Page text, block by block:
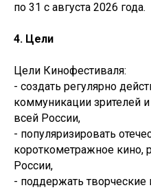
по 31 с августа 2026 года.
4. Цели
Цели Кинофестиваля:
- создать регулярно
коммуникации зрителей
всей России,
- популяризировать
короткометражное кино,
России,
- поддержать